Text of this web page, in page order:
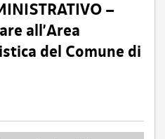
–
all’Area
del Comune di